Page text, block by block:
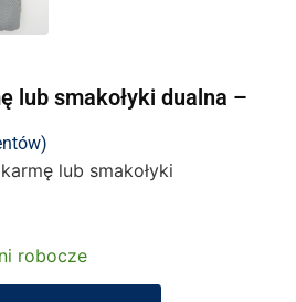
lub smakołyki dualna –
lub smakołyki
robocze